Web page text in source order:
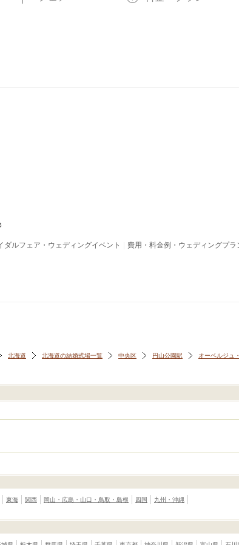
ダルフェア・ウェディングイベント 費用・料金例・ウェディングプラ
北海道 北海道の結婚式場一覧 中央区 円山公園駅 オーベルジュ
東海 関西 岡山・広島・山口・鳥取・島根 四国 九州・沖縄